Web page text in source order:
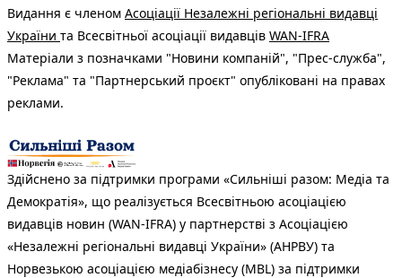
Видання є членом Асоціації Незалежні регіональні видавці
України та Всесвітньої асоціації видавців WAN-IFRA
Матеріали з позначками "Новини компаній", "Прес-служба",
"Реклама" та "Партнерський проєкт" опубліковані на правах
реклами.
Здійснено за підтримки програми «Сильніші разом: Медіа та
Демократія», що реалізується Всесвітньою асоціацією
видавців новин (WAN-IFRA) у партнерстві з Асоціацією
«Незалежні регіональні видавці України» (АНРВУ) та
Норвезькою асоціацією медіабізнесу (MBL) за підтримки